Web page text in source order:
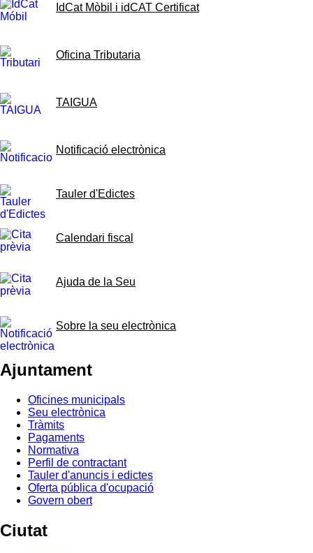
IdCat Mòbil i idCAT Certificat
Oficina Tributaria
TAIGUA
Notificació electrònica
Tauler d'Edictes
Calendari fiscal
Ajuda de la Seu
Sobre la seu electrònica
Ajuntament
Oficines municipals
Seu electrònica
Tràmits
Pagaments
Normativa
Perfil de contractant
Tauler d'anuncis i edictes
Oferta pública d'ocupació
Govern obert
Ciutat